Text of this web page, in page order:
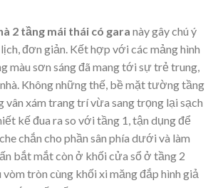
2 tầng mái thái có gara này gây chú ý
đơn giản. Kết hợp với các mảng hình
màu sơn sáng đã mang tới sự trẻ trung,
Không những thế, bề mặt tường tầng
vân xám trang trí vừa sang trọng lại sạch
kế đua ra so với tầng 1, tận dụng để
chắn cho phần sân phía dưới và làm
bắt mắt còn ở khối cửa sổ ở tầng 2
tròn cùng khối xi măng đắp hình giả